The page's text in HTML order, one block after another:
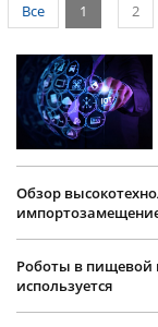
1 2
Все
Обзор
Роботы в пищевой
используется